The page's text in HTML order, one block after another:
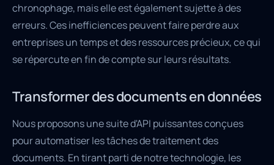
chronophage, mais elle est également sujette à des
erreurs. Ces inefficiences peuvent faire perdre aux
entreprises un temps et des ressources précieux, ce qui
se répercute en fin de compte sur leurs résultats.
Transformer des documents en données
Nous proposons une suite d'API puissantes conçues
pour automatiser les tâches de traitement des
documents. En tirant parti de notre technologie, les